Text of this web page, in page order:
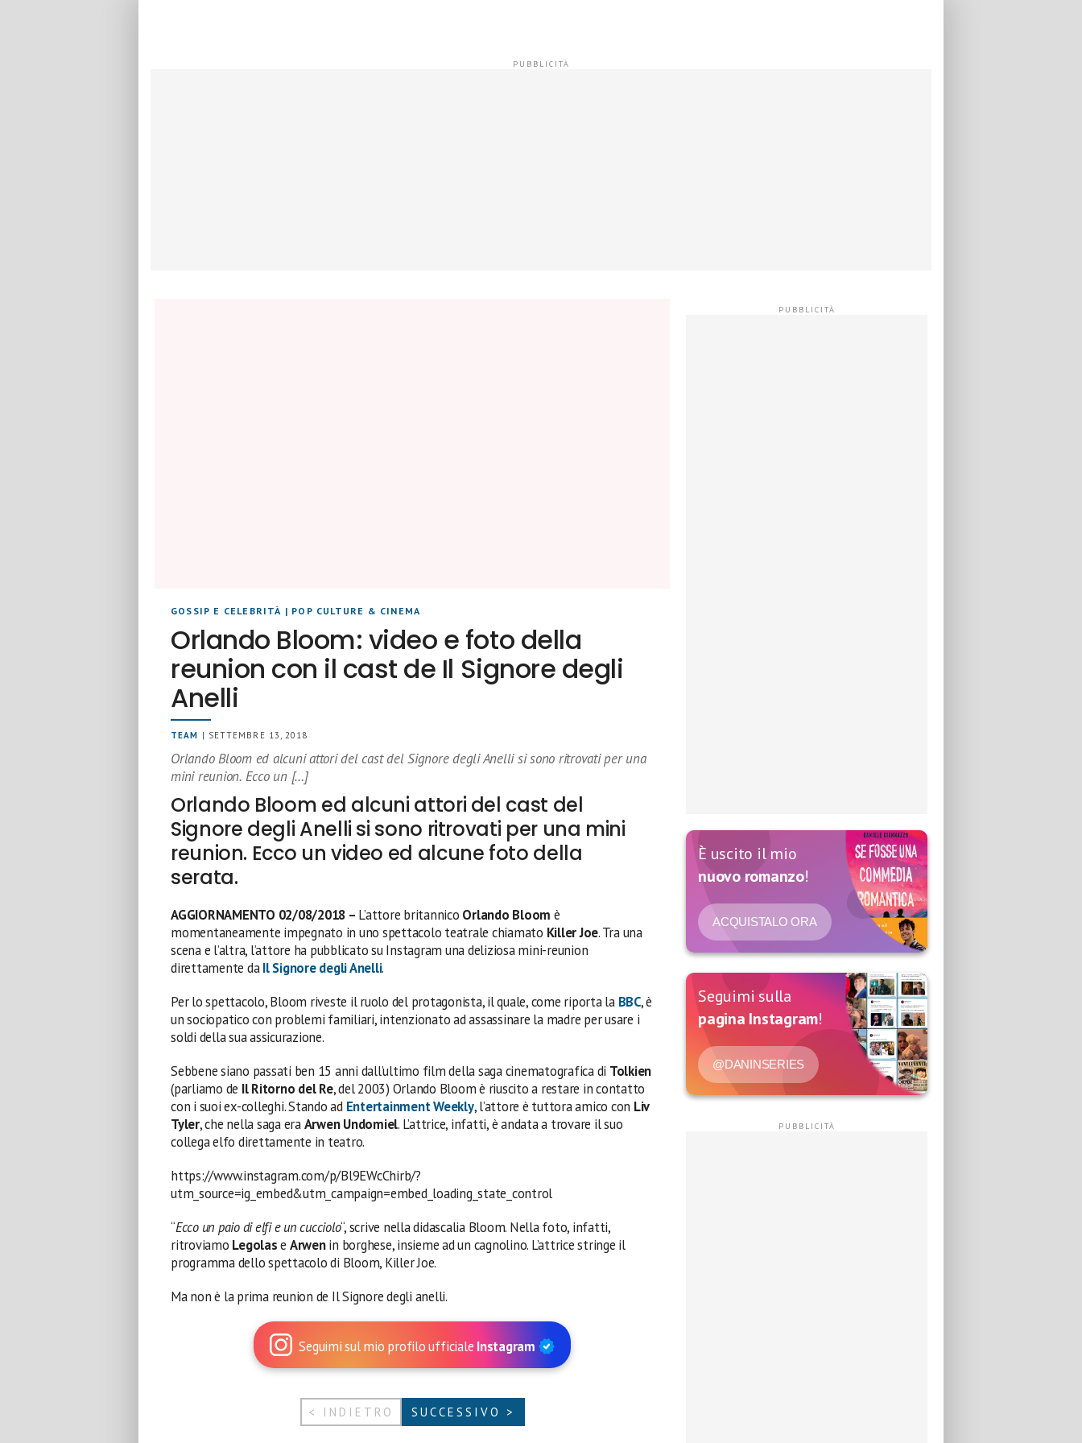
GOSSIP E CELEBRITÀ | POP CULTURE & CINEMA
Orlando Bloom: video e foto della
reunion con il cast de Il Signore degli
Anelli
TEAM | SETTEMBRE 13, 2018
Orlando Bloom ed alcuni attori del cast del Signore degli Anelli si sono ritrovati per una
mini reunion. Ecco un […]
Orlando Bloom ed alcuni attori del cast del
Signore degli Anelli si sono ritrovati per una mini
reunion. Ecco un video ed alcune foto della
serata.
AGGIORNAMENTO 02/08/2018 – L’attore britannico Orlando Bloom è
momentaneamente impegnato in uno spettacolo teatrale chiamato Killer Joe. Tra una
scena e l’altra, l’attore ha pubblicato su Instagram una deliziosa mini-reunion
direttamente daIl Signore degli Anelli.
Per lo spettacolo, Bloom riveste il ruolo del protagonista, il quale, come riporta la BBC, è
un sociopatico con problemi familiari, intenzionato ad assassinare la madre per usare i
soldi della sua assicurazione.
Sebbene siano passati ben 15 anni dall’ultimo film della saga cinematografica di Tolkien
(parliamo de Il Ritorno del Re, del 2003) Orlando Bloom è riuscito a restare in contatto
con i suoi ex-colleghi. Stando ad Entertainment Weekly, l’attore è tuttora amico con Liv
Tyler, che nella saga eraArwen Undomiel. L’attrice, infatti, è andata a trovare il suo
collega elfo direttamente in teatro.
https://www.instagram.com/p/Bl9EWcChirb/?
utm_source=ig_embed&utm_campaign=embed_loading_state_control
“Ecco un paio di elfi e un cucciolo“, scrive nella didascalia Bloom. Nella foto, infatti,
ritroviamo Legolase Arwenin borghese, insieme ad un cagnolino. L’attrice stringe il
programma dello spettacolo di Bloom, Killer Joe.
Ma non è la prima reunion de Il Signore degli anelli.
Seguimi sul mio profilo ufficiale Instagram
< INDIETRO SUCCESSIVO >
È uscito il mio
nuovo romanzo!
ACQUISTALO ORA
Seguimi sulla
pagina Instagram!
@DANINSERIES